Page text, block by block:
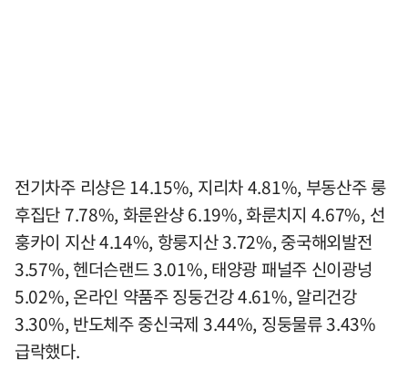
전기차주 리샹은 14.15%, 지리차 4.81%, 부동산주 룽
후집단 7.78%, 화룬완샹 6.19%, 화룬치지 4.67%, 선
훙카이 지산 4.14%, 항룽지산 3.72%, 중국해외발전
3.57%, 헨더슨랜드 3.01%, 태양광 패널주 신이광넝
5.02%, 온라인 약품주 징둥건강 4.61%, 알리건강
3.30%, 반도체주 중신국제 3.44%, 징둥물류 3.43%
급락했다.